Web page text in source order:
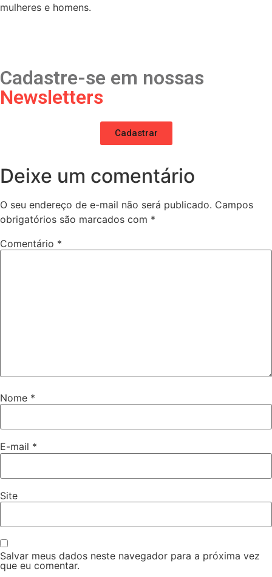
mulheres e homens.
Cadastre-se em nossas
Newsletters
Cadastrar
Deixe um comentário
O seu endereço de e-mail não será publicado. Campos
obrigatórios são marcados com *
Comentário *
Nome *
E-mail *
Site
Salvar meus dados neste navegador para a próxima vez
que eu comentar.